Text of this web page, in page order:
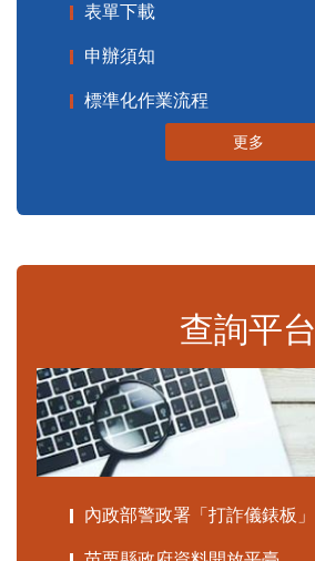
表單下載
申辦須知
標準化作業流程
更多
查詢平台
內政部警政署「打詐儀錶板」